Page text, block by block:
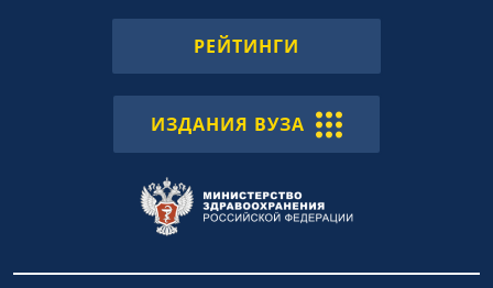
РЕЙТИНГИ
ИЗДАНИЯ ВУЗА